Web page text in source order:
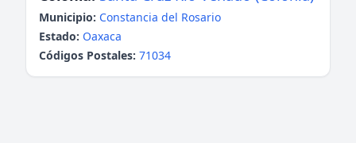
Municipio: Constancia del Rosario
Estado: Oaxaca
Códigos Postales: 71034